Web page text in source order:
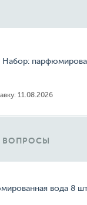
Набор:
11.08.2026
ВОПРОСЫ
вода 8